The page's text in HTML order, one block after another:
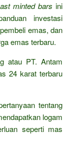
minted barsini
investasi
emas, dan
emas terbaru.
atau PT. Antam
24 karat terbaru
tentang
logam
seperti mas